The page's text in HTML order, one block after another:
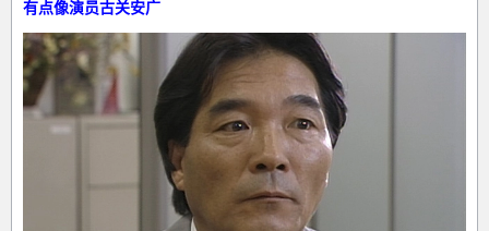
有点像演员古关安广